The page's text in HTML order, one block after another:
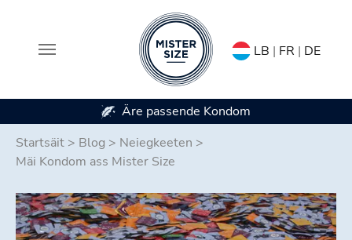
LB | FR | DE
Verfügbar a 7 Kondomgréissten
Startsäit > Blog > Neiegkeeten >
Mäi Kondom ass Mister Size